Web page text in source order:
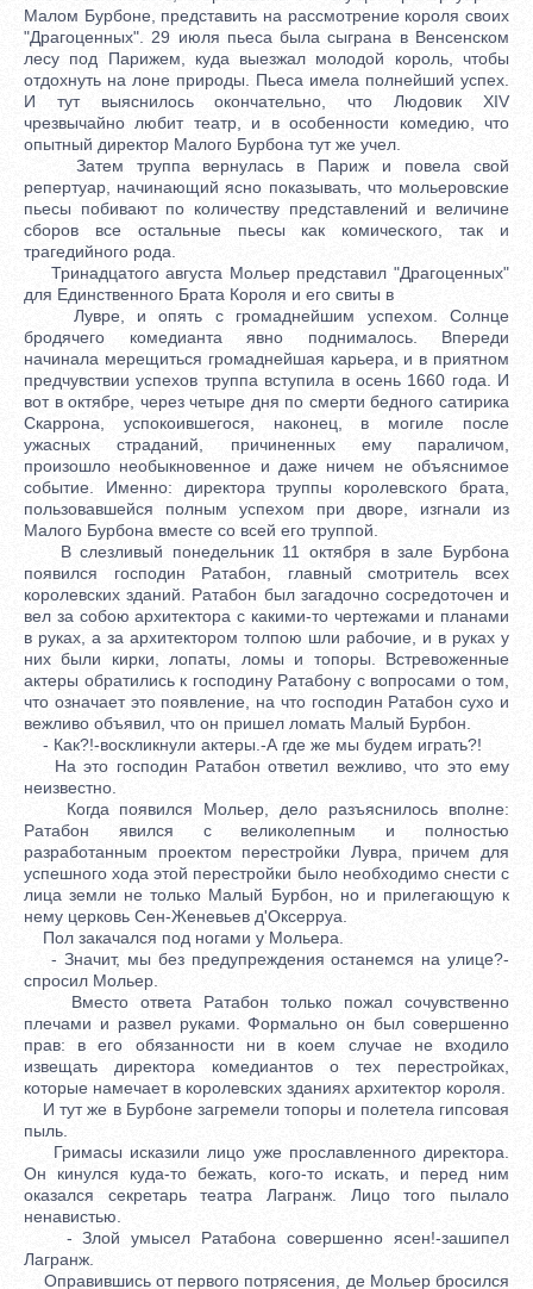
Малом Бурбоне, представить на рассмотрение короля своих
"Драгоценных". 29 июля пьеса была сыграна в Венсенском
лесу под Парижем, куда выезжал молодой король, чтобы
отдохнуть на лоне природы. Пьеса имела полнейший успех.
И тут выяснилось окончательно, что Людовик XIV
чрезвычайно любит театр, и в особенности комедию, что
опытный директор Малого Бурбона тут же учел.
Затем труппа вернулась в Париж и повела свой
репертуар, начинающий ясно показывать, что мольеровские
пьесы побивают по количеству представлений и величине
сборов все остальные пьесы как комического, так и
трагедийного рода.
Тринадцатого августа Мольер представил "Драгоценных"
для Единственного Брата Короля и его свиты в
Лувре, и опять с громаднейшим успехом. Солнце
бродячего комедианта явно поднималось. Впереди
начинала мерещиться громаднейшая карьера, и в приятном
предчувствии успехов труппа вступила в осень 1660 года. И
вот в октябре, через четыре дня по смерти бедного сатирика
Скаррона, успокоившегося, наконец, в могиле после
ужасных страданий, причиненных ему параличом,
произошло необыкновенное и даже ничем не объяснимое
событие. Именно: директора труппы королевского брата,
пользовавшейся полным успехом при дворе, изгнали из
Малого Бурбона вместе со всей его труппой.
В слезливый понедельник 11 октября в зале Бурбона
появился господин Ратабон, главный смотритель всех
королевских зданий. Ратабон был загадочно сосредоточен и
вел за собою архитектора с какими-то чертежами и планами
в руках, а за архитектором толпою шли рабочие, и в руках у
них были кирки, лопаты, ломы и топоры. Встревоженные
актеры обратились к господину Ратабону с вопросами о том,
что означает это появление, на что господин Ратабон сухо и
вежливо объявил, что он пришел ломать Малый Бурбон.
- Как?!-воскликнули актеры.-А где же мы будем играть?!
На это господин Ратабон ответил вежливо, что это ему
неизвестно.
Когда появился Мольер, дело разъяснилось вполне:
Ратабон явился с великолепным и полностью
разработанным проектом перестройки Лувра, причем для
успешного хода этой перестройки было необходимо снести с
лица земли не только Малый Бурбон, но и прилегающую к
нему церковь Сен-Женевьев д'Оксерруа.
Пол закачался под ногами у Мольера.
- Значит, мы без предупреждения останемся на улице?-
спросил Мольер.
Вместо ответа Ратабон только пожал сочувственно
плечами и развел руками. Формально он был совершенно
прав: в его обязанности ни в коем случае не входило
извещать директора комедиантов о тех перестройках,
которые намечает в королевских зданиях архитектор короля.
И тут же в Бурбоне загремели топоры и полетела гипсовая
пыль.
Гримасы исказили лицо уже прославленного директора.
Он кинулся куда-то бежать, кого-то искать, и перед ним
оказался секретарь театра Лагранж. Лицо того пылало
ненавистью.
- Злой умысел Ратабона совершенно ясен!-зашипел
Лагранж.
Оправившись от первого потрясения, де Мольер бросился